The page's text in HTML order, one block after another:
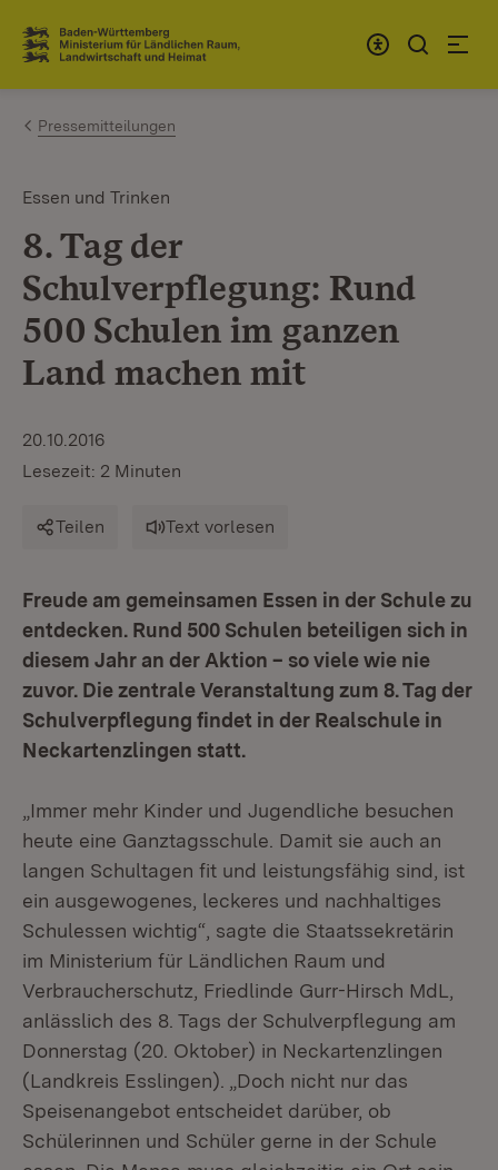
Zum Inhalt springen
Link zur Startseite
Pressemitteilungen
Essen und Trinken
8. Tag der
Schulverpflegung: Rund
500 Schulen im ganzen
Land machen mit
20.10.2016
Lesezeit: 2 Minuten
Teilen Text vorlesen
Freude am gemeinsamen Essen in der Schule zu
entdecken. Rund 500 Schulen beteiligen sich in
diesem Jahr an der Aktion – so viele wie nie
zuvor. Die zentrale Veranstaltung zum 8. Tag der
Schulverpflegung findet in der Realschule in
Neckartenzlingen statt.
„Immer mehr Kinder und Jugendliche besuchen
heute eine Ganztagsschule. Damit sie auch an
langen Schultagen fit und leistungsfähig sind, ist
ein ausgewogenes, leckeres und nachhaltiges
Schulessen wichtig“, sagte die Staatssekretärin
im Ministerium für Ländlichen Raum und
Verbraucherschutz, Friedlinde Gurr-Hirsch MdL,
anlässlich des 8. Tags der Schulverpflegung am
Donnerstag (20. Oktober) in Neckartenzlingen
(Landkreis Esslingen). „Doch nicht nur das
Speisenangebot entscheidet darüber, ob
Schülerinnen und Schüler gerne in der Schule